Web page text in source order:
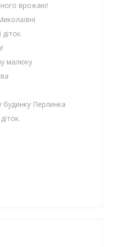
врожаю!
малюку
будинку Перлинка